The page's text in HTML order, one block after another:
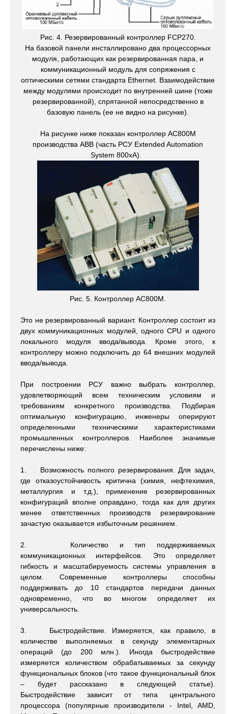
Рис. 4. Резервированный контроллер FCP270.
На базовой панели инсталлировано два процессорных
модуля, работающих как резервированная пара, и
коммуникационный модуль для сопряжения с
оптическими сетями стандарта Ethernet. Взаимодействие
между модулями происходит по внутренней шине (тоже
резервированной), спрятанной непосредственно в
базовую панель (ее не видно на рисунке).
На рисунке ниже показан контроллер AC800M
производства ABB (часть РСУ Extended Automation
System 800xA).
Рис. 5. Контроллер AC800M.
Это не резервированный вариант. Контроллер состоит из
двух коммуникационных модулей, одного СPU и одного
локального модуля ввода/вывода. Кроме этого, к
контроллеру можно подключить до 64 внешних модулей
ввода/вывода.
При построении РСУ важно выбрать контроллер,
удовлетворяющий всем техническим условиям и
требованиям конкретного производства. Подбирая
оптимальную конфигурацию, инженеры оперируют
определенными техническими характеристиками
промышленных контроллеров. Наиболее значимые
перечислены ниже:
1. Возможность полного резервирования. Для задач,
где отказоустойчивость критична (химия, нефтехимия,
металлургия и т.д.), применение резервированных
конфигураций вполне оправдано, тогда как для других
менее ответственных производств резервирование
зачастую оказывается избыточным решением.
2. Количество и тип поддерживаемых
коммуникационных интерфейсов. Это определяет
гибкость и масштабируемость системы управления в
целом. Современные контроллеры способны
поддерживать до 10 стандартов передачи данных
одновременно, что во многом определяет их
универсальность.
3. Быстродействие. Измеряется, как правило, в
количестве выполняемых в секунду элементарных
операций (до 200 млн.). Иногда быстродействие
измеряется количеством обрабатываемых за секунду
функциональных блоков (что такое функциональный блок
– будет рассказано в следующей статье).
Быстродействие зависит от типа центрального
процессора (популярные производители - Intel, AMD,